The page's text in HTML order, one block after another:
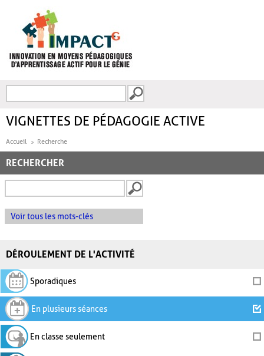
FORMULAIRE DE
VIGNETTES DE PÉDAGOGIE ACTIVE
Accueil Recherche
RECHERCHER
Voir tous les mots-clés
DÉROULEMENT DE L'ACTIVITÉ
Sporadiques
En plusieurs séances
En classe seulement